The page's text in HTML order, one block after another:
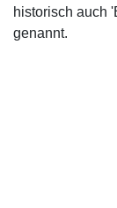
historisch auch
genannt.